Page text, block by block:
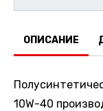
ОПИСАНИЕ
10W-40